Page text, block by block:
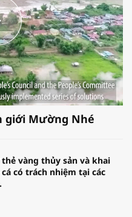
giới Mường Nhé
vàng thủy sản và khai
có trách nhiệm tại các